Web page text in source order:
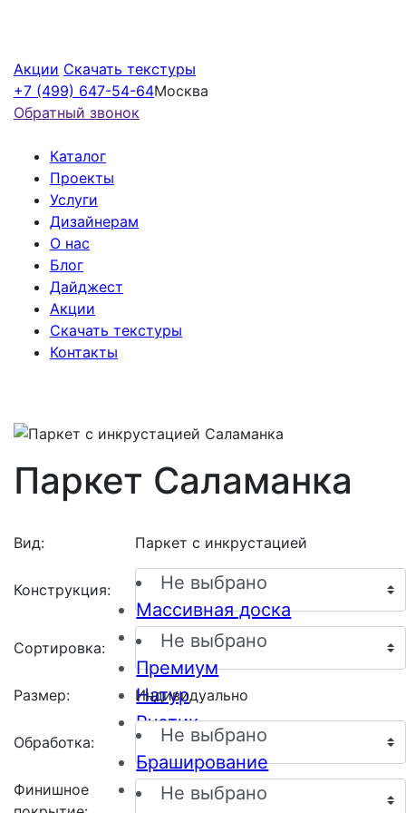
Акции Скачать текстуры
+7 (499) 647-54-64Москва
Обратный звонок
Каталог
Проекты
Услуги
Дизайнерам
О нас
Блог
Дайджест
Акции
Скачать текстуры
Контакты
Паркет Саламанка
Вид: Паркет с инкрустацией
Конструкция:
Не выбрано
Массивная доска
Инженерная доска
Сортировка:
Не выбрано
Премиум
Натур
Рустик
Размер: Индивидуально
Обработка:
Не выбрано
Браширование
Пескоструйная обработка
Финишное
Не выбрано